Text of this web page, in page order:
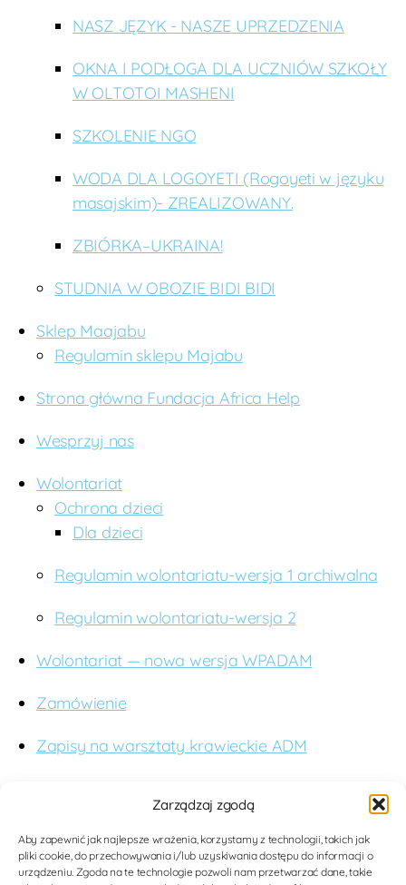
Zarządzaj zgodą
Aby zapewnić jak najlepsze wrażenia, korzystamy z technologii, takich jak
pliki cookie, do przechowywania i/lub uzyskiwania dostępu do informacji o
urządzeniu. Zgoda na te technologie pozwoli nam przetwarzać dane, takie
NASZ JĘZYK - NASZE UPRZEDZENIA
OKNA I PODŁOGA DLA UCZNIÓW SZKOŁY
W OLTOTOI MASHENI
SZKOLENIE NGO
WODA DLA LOGOYETI (Rogoyeti w języku
masajskim)- ZREALIZOWANY.
ZBIÓRKA–UKRAINA!
STUDNIA W OBOZIE BIDI BIDI
Sklep Maajabu
Regulamin sklepu Majabu
Strona główna Fundacja Africa Help
Wesprzyj nas
Wolontariat
Ochrona dzieci
Dla dzieci
Regulamin wolontariatu-wersja 1 archiwalna
Regulamin wolontariatu-wersja 2
Wolontariat — nowa wersja WPADAM
Zamówienie
Zapisy na warsztaty krawieckie ADM
O nas
Budujemy studnie. Wspieramy edukację. Dążymy
do poprawy jakości opieki medycznej dla kobiet i